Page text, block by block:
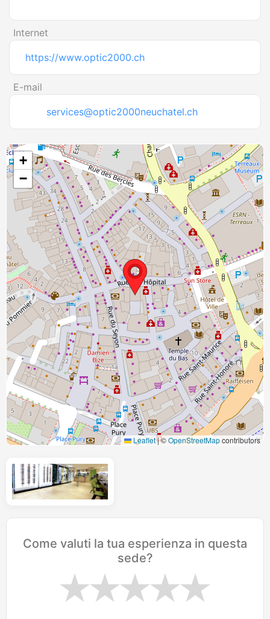
Internet
https://www.optic2000.ch
E-mail
services@optic2000neuchatel.ch
+
−
Leaflet|©OpenStreetMapcontributors
Come valuti la tua esperienza in questa
sede?